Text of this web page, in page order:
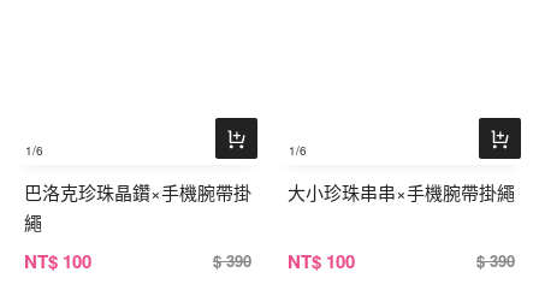
1/6
巴洛克珍珠晶鑽×手機腕帶掛
繩
NT$ 100 $ 390
1/6
大小珍珠串串×手機腕帶掛繩
NT$ 100 $ 390